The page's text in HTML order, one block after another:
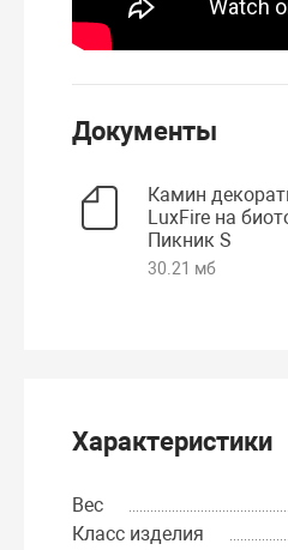
Документы
Камин
LuxFire на
Пикник S
30.21 мб
Характеристики
Вес
Класс изделия